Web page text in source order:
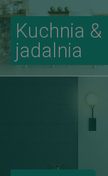
Kuchnia &
jadalnia